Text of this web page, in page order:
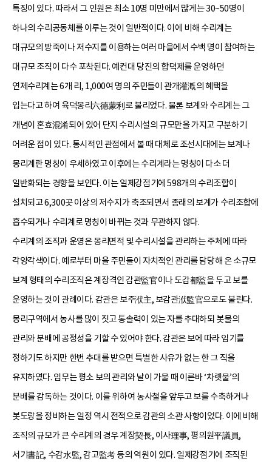
특징이 있다. 따라서 그 인원은 최소 10명 미만에서 많게는 30~50명이
하나의 수리공동체를 이루는 것이 일반적이다. 이에 비해 수리계는
대규모의 방죽이나 저수지를 이용하는 여러 마을에서 수백 명이 참여하는
대규모 조직이 다수 포착된다. 예컨대 당진의 합덕제를 운영하던
연제수리계는 6개 리, 1,000여 명의 주민들이 관개灌漑의 혜택을
입는다고 하여 육덕몽리六德蒙利로 불리었다. 물론 보계와 수리계는 그
개념이 혼효混淆되어 있어 단지 수리시설의 규모만을 가지고 구분하기
어려운 점이 있다. 통시적인 관점에서 볼 때 대체로 조선시대에는 보계나
몽리계란 명칭이 우세하였고 이후에는 수리계라는 명칭이 다소 더
일반화되는 경향을 보인다. 이는 일제강점기에 598개의 수리조합이
설치되고 6,300곳 이상의 저수지가 축조되면서 종래의 보계가 수리조합에
흡수되거나 수리계로 명칭이 바뀌는 것과 무관하지 않다.
수리계의 조직과 운영은 몽리면적 및 수리시설을 관리하는 주체에 따라
각양각색이다. 예로부터 마을 주민들이 자치적인 관리를 담당해 온 소규모
보계 형태의 수리조직은 계장격인 감관監官이나 도감都監을 두고 보를
운영하는 것이 관례이다. 감관은 보주洑主, 보감관洑監官으로도 불린다.
몽리구역에서 농사를 많이 짓고 통솔력이 있는 자를 추대하되 봇물의
관리와 분배에 공정성을 기할 수 있어야 한다. 감관은 보에 따라 임기를
정하기도 하지만 한번 추대를 받으면 특별한 사유가 없는 한 그 직을
유지하였다. 임무는 평소 보의 관리와 날이 가물 때 이른바 ‘차롓물’의
분배를 감독하는 것이다. 이를 위하여 농사철을 앞두고 보를 수축하거나
봇도랑을 정비하는 일정 역시 전적으로 감관의 소관 사항이었다. 이에 비해
조직의 규모가 큰 수리계의 경우 계장契長, 이사理事, 평의원平議員,
서기書記, 수감水監, 감고監考 등의 역원이 있다. 일제강점기에 조직된